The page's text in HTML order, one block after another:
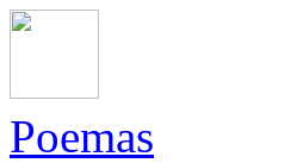
Poemas